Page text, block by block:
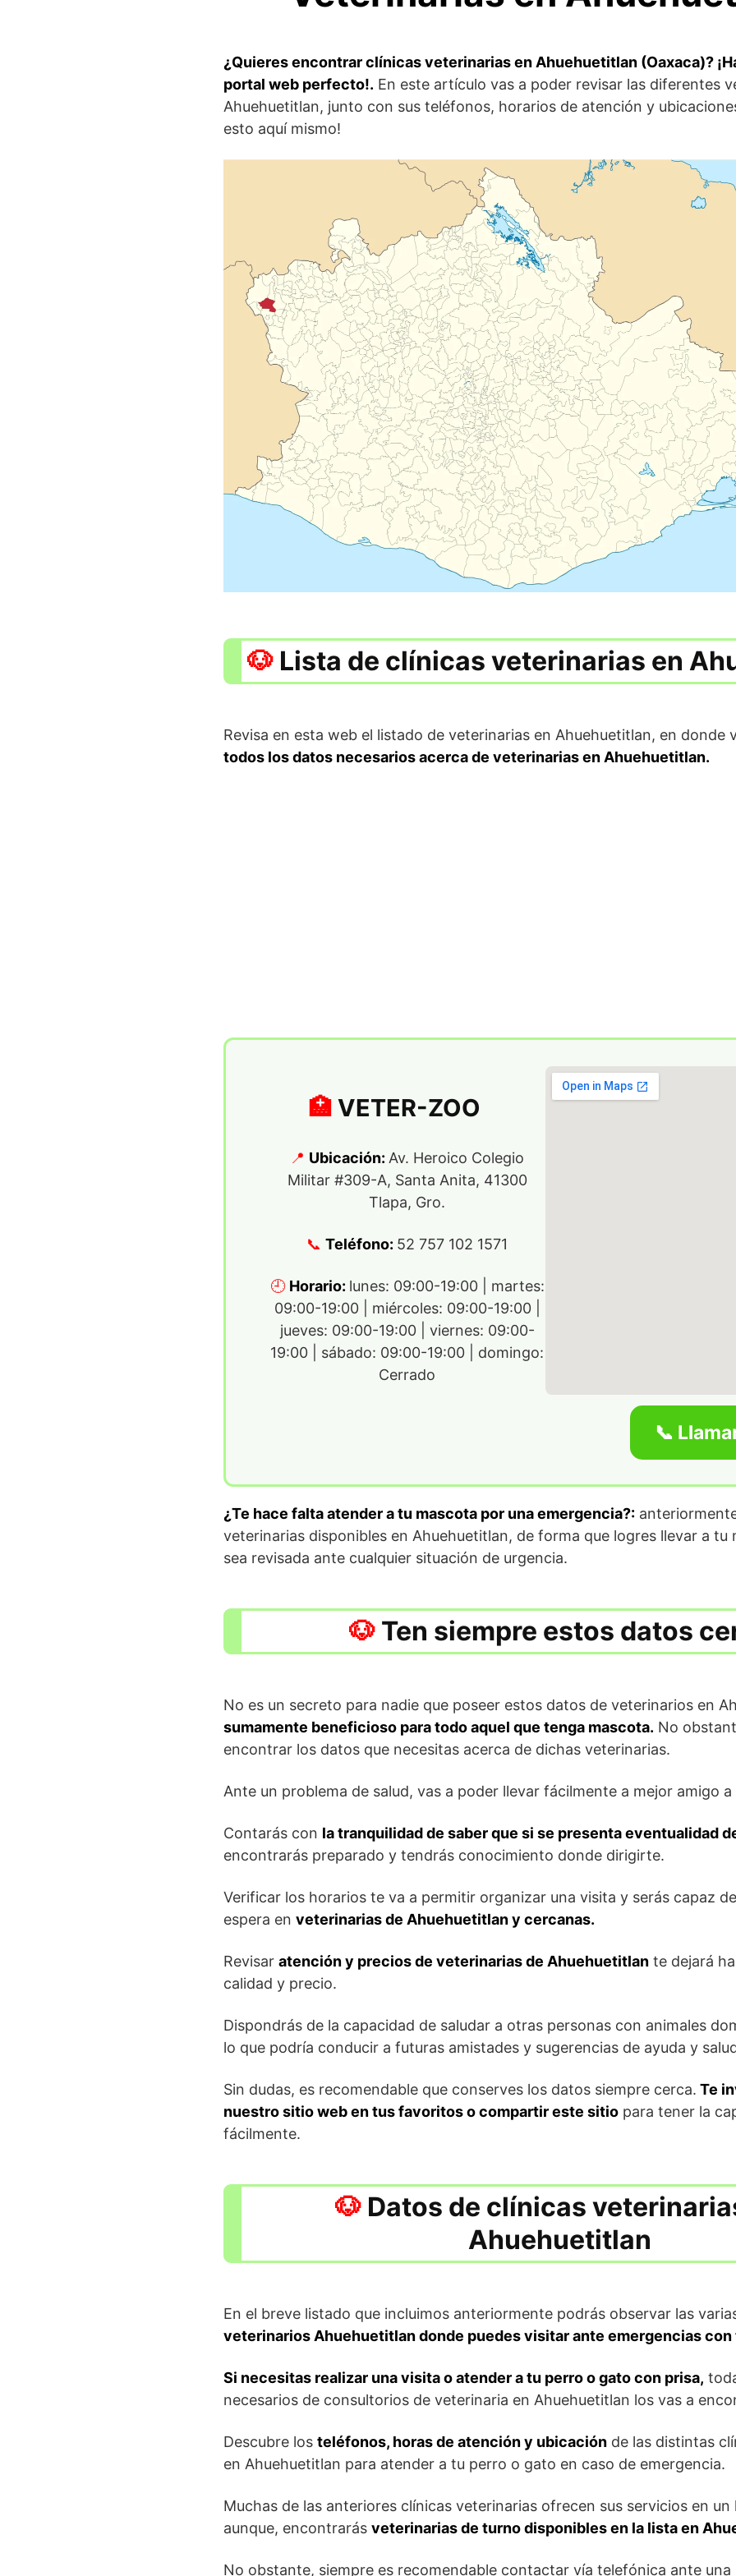
¿Quieres encontrar clínicas veterinarias en Ahuehuetitlan (Oaxaca)?
portal web perfecto!. En este artículo vas a poder revisar las diferentes
Ahuehuetitlan, junto con sus teléfonos, horarios de atención y
esto aquí mismo!
Lista de clínicas veterinarias en
Revisa en esta web el listado de veterinarias en Ahuehuetitlan, en donde
todos los datos necesarios acerca de veterinarias en Ahuehuetitlan.
VETER-ZOO
Ubicación: Av. Heroico Colegio
Militar #309-A, Santa Anita, 41300
Tlapa, Gro.
Teléfono: 52 757 102 1571
Horario: lunes: 09:00-19:00 | martes:
09:00-19:00 | miércoles: 09:00-19:00 |
jueves: 09:00-19:00 | viernes: 09:00-
19:00 | sábado: 09:00-19:00 | domingo:
Cerrado
📞
¿Te hace falta atender a tu mascota por una emergencia?:
veterinarias disponibles en Ahuehuetitlan, de forma que logres llevar a tu
sea revisada ante cualquier situación de urgencia.
Ten siempre estos datos
No es un secreto para nadie que poseer estos datos de veterinarios en
sumamente beneficioso para todo aquel que tenga mascota. No
encontrar los datos que necesitas acerca de dichas veterinarias.
Ante un problema de salud, vas a poder llevar fácilmente a mejor amigo
Contarás con la tranquilidad de saber que si se presenta eventualidad
encontrarás preparado y tendrás conocimiento donde dirigirte.
Verificar los horarios te va a permitir organizar una visita y serás capaz
espera en veterinarias de Ahuehuetitlan y cercanas.
Revisar atención y precios de veterinarias de Ahuehuetitlan te dejará
calidad y precio.
Dispondrás de la capacidad de saludar a otras personas con animales
lo que podría conducir a futuras amistades y sugerencias de ayuda y
Sin dudas, es recomendable que conserves los datos siempre cerca. Te
nuestro sitio web en tus favoritos o compartir este sitio para tener la
fácilmente.
Datos de clínicas
Ahuehuetitlan
En el breve listado que incluimos anteriormente podrás observar las
veterinarios Ahuehuetitlan donde puedes visitar ante emergencias con
Si necesitas realizar una visita o atender a tu perro o gato con prisa,
necesarios de consultorios de veterinaria en Ahuehuetitlan los vas a
Descubre los teléfonos, horas de atención y ubicación de las distintas
en Ahuehuetitlan para atender a tu perro o gato en caso de emergencia.
Muchas de las anteriores clínicas veterinarias ofrecen sus servicios en
aunque, encontrarás veterinarias de turno disponibles en la lista en
No obstante, siempre es recomendable contactar vía telefónica ante una